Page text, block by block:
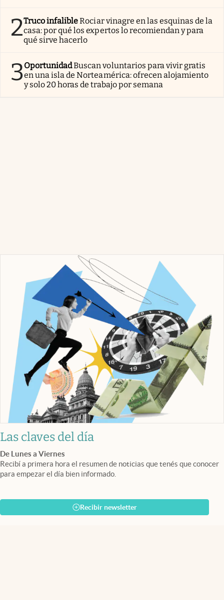
2Truco infalibleRociar vinagre en las esquinas de la
casa: por qué los expertos lo recomiendan y para
qué sirve hacerlo
3OportunidadBuscan voluntarios para vivir gratis
en una isla de Norteamérica: ofrecen alojamiento
y solo 20 horas de trabajo por semana
Las claves del día
De Lunes a Viernes
Recibí a primera hora el resumen de noticias que tenés que conocer
para empezar el día bien informado.
Recibir newsletter